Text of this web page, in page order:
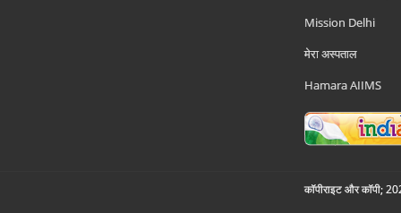
Mission Delhi
मेरा अस्पताल
Hamara AIIMS
कॉपीराइट और कॉपी;